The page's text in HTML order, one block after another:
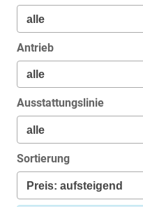
Antrieb
Ausstattungslinie
Sortierung